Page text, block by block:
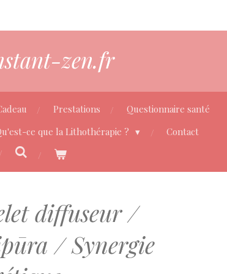
zen.fr
Prestations
Questionnaire santé
ce que la Lithothérapie ?
Contact
diffuseur /
/ Synergie